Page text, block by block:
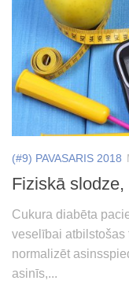
(#9) PAVASARIS 2018
Fiziskā
Cukura diabēta
veselībai atbilstošas
normalizēt
asinīs,...